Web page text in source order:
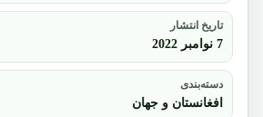
تاریخ انتشار
7 نوامبر 2022
دسته‌بندی
افغانستان و جهان